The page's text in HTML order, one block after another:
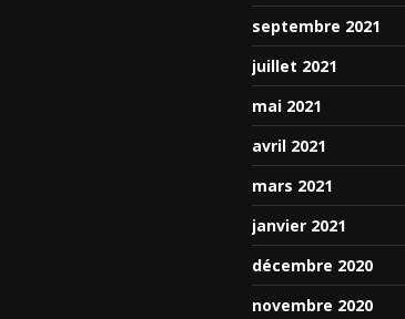
septembre 2021
juillet 2021
mai 2021
avril 2021
mars 2021
janvier 2021
décembre 2020
novembre 2020